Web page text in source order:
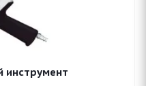
инструмент